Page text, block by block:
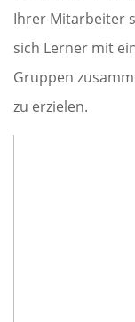
Ihrer Mitarbeiter
sich Lerner mit
Gruppen
zu erzielen.